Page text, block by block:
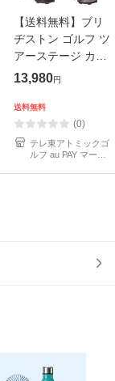
【送料無料】ブリ
ヂストン ゴルフ ツ
アーステージ カー
ト キャディバッグ
13,980円
送料無料
(0)
テレ東アトミックゴ
ルフ au PAY マーケ